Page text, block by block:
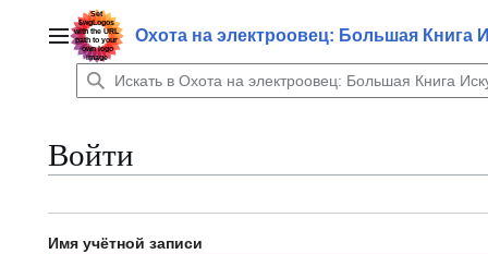
содержаниюГлавное менюОхота на электроовец: Большая Книга
Войти
Имя учётной записи